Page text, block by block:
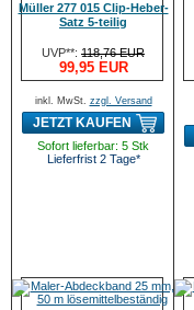
Müller 277 015 Clip-Heber-
Satz 5-teilig
UVP**: 118,76 EUR
99,95 EUR
inkl. MwSt. zzgl. Versand
JETZT KAUFEN
Sofort lieferbar: 5 Stk
Lieferfrist 2 Tage*